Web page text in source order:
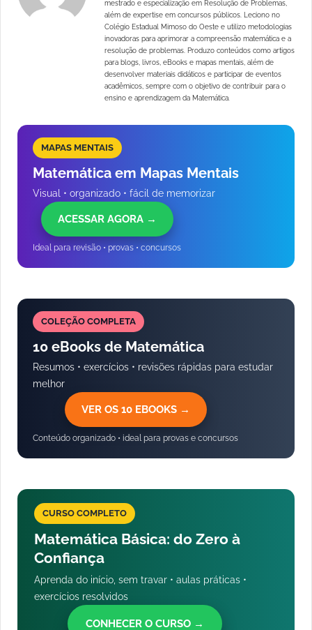
mestrado e especialização em Resolução de Problemas,
além de expertise em concursos públicos. Leciono no
Colégio Estadual Mimoso do Oeste e utilizo metodologias
inovadoras para aprimorar a compreensão matemática e a
resolução de problemas. Produzo conteúdos como artigos
para blogs, livros, eBooks e mapas mentais, além de
desenvolver materiais didáticos e participar de eventos
acadêmicos, sempre com o objetivo de contribuir para o
ensino e aprendizagem da Matemática.
MAPAS MENTAIS
Matemática em Mapas Mentais
Visual • organizado • fácil de memorizar
ACESSAR AGORA →
Ideal para revisão • provas • concursos
COLEÇÃO COMPLETA
10 eBooks de Matemática
Resumos • exercícios • revisões rápidas para estudar
melhor
VER OS 10 EBOOKS →
Conteúdo organizado • ideal para provas e concursos
CURSO COMPLETO
Matemática Básica: do Zero à
Confiança
Aprenda do início, sem travar • aulas práticas •
exercícios resolvidos
CONHECER O CURSO →